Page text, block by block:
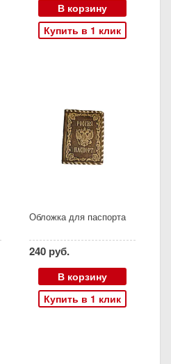
В корзину
Купить в 1 клик
Обложка для паспорта
240 руб.
В корзину
Купить в 1 клик